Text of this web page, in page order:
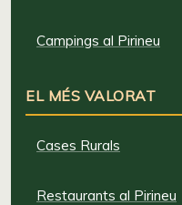
Campings al Pirineu
EL MÉS VALORAT
Cases Rurals
Restaurants al Pirineu